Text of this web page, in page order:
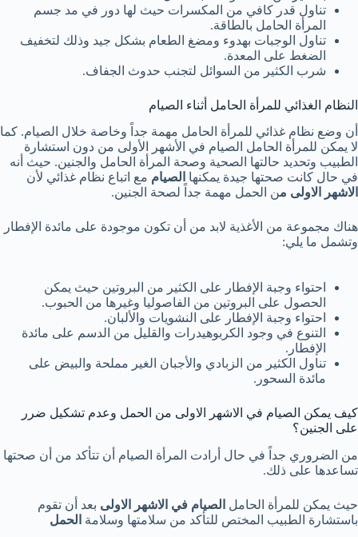
تناول قدر كافي من المكسرات حيث لها دور في مد جسم
المرأة الحامل بالطاقة.
تناول الوجبات بهدوء ومضغ الطعام بشكل جيد وذلك لتخفيف
الضغط على المعدة.
شرب الكثير من السوائل لتجنب حدوث الجفاف.
النظام الغذائي للمرأة الحامل أثناء الصيام
أن وضع نظام غذائي للمرأة الحامل مهمة جداً وخاصة خلال الصيام. كما
لا يمكن للمرأة الحامل الصيام في الأشهر الأولى من دون استشارة
الطبيب وتحديد حالتها الصحية وصحة المرأة الحامل والجنين. حيث أنه
في حال كانت صحتها جيدة يمكنها الصيام مع اتباع نظام غذائي لأن
الاشهر الاولى من الحمل مهمة جداً لصحة الجنين.
هناك مجموعة من الأغذية لابد من أن تكون موجودة على مائدة الإفطار
وتشمل ما يلي:
احتواء وجبة الإفطار على الكثير من البروتين حيث يمكن
الحصول على البروتين من الفاصوليا وغيرها من الحبوب.
احتواء وجبة الإفطار على النشويات والألبان.
التنوع في وجود الكربوهيدرات والقليل من الدسم على مائدة
الإفطار.
تناول الكثير من الزبادي والأجبان الغير مملحة والبيض على
مائدة السحور.
كيف يمكن الصيام في الاشهر الاولى من الحمل وعدم تشكيل ضرر
على الجنين؟
من الضروري جداً في حال أرادت المرأة الصيام أن تتأكد من أن صحتها
تساعدها على ذلك.
حيث يمكن للمرأة الحامل الصيام في الاشهر الاولى بعد أن تقوم
باستشارة الطبيب المختص للتأكد من سلامتها وسلامة الحمل